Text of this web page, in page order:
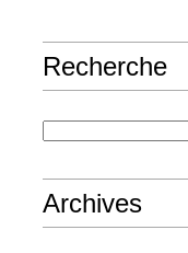
Recherche
Archives